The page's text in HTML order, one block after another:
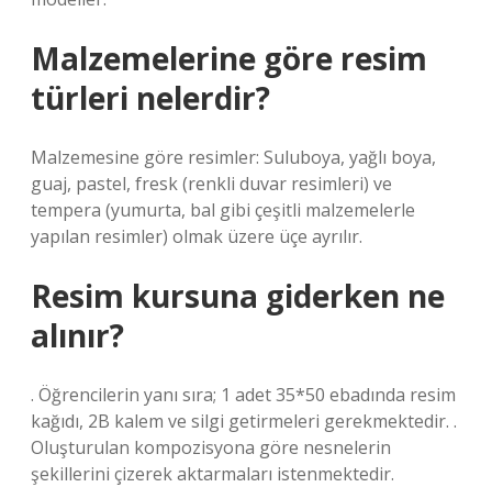
Malzemelerine göre resim
türleri nelerdir?
Malzemesine göre resimler: Suluboya, yağlı boya,
guaj, pastel, fresk (renkli duvar resimleri) ve
tempera (yumurta, bal gibi çeşitli malzemelerle
yapılan resimler) olmak üzere üçe ayrılır.
Resim kursuna giderken ne
alınır?
. Öğrencilerin yanı sıra; 1 adet 35*50 ebadında resim
kağıdı, 2B kalem ve silgi getirmeleri gerekmektedir. .
Oluşturulan kompozisyona göre nesnelerin
şekillerini çizerek aktarmaları istenmektedir.